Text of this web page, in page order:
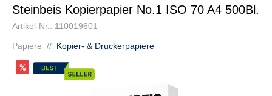
Steinbeis Kopierpapier No.1 ISO 70 A4 500Bl.
Artikel-Nr.: 110019601
Papiere // Kopier- & Druckerpapiere